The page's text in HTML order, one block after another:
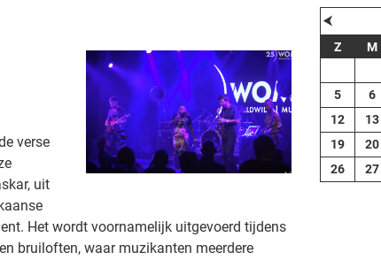
verse
uit
Het wordt voornamelijk uitgevoerd tijdens
bruiloften, waar muzikanten meerdere
⮜
Z M
5
6
12
13
19
20
26
27